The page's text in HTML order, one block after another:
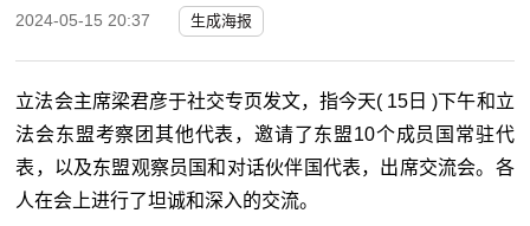
2024-05-15 20:37 生成海报
立法会主席梁君彦于社交专页发文，指今天( 15日 )下午和立
法会东盟考察团其他代表，邀请了东盟10个成员国常驻代
表，以及东盟观察员国和对话伙伴国代表，出席交流会。各
人在会上进行了坦诚和深入的交流。